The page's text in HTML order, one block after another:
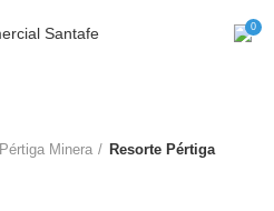
0
Pértiga Minera Resorte Pértiga